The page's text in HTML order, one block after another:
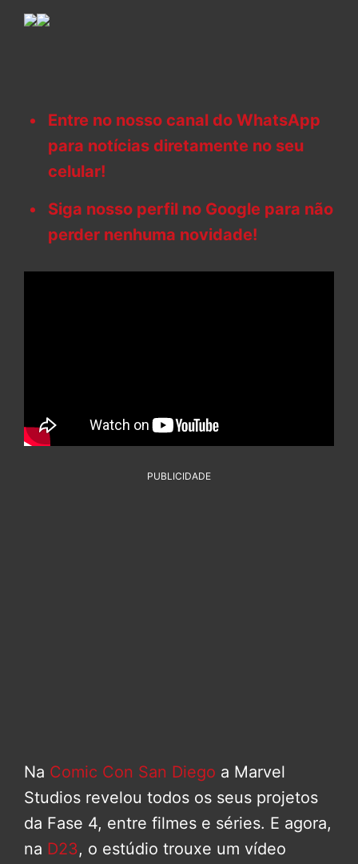
Entre no nosso canal do WhatsApp
para notícias diretamente no seu
celular!
Siga nosso perfil no Google para não
perder nenhuma novidade!
PUBLICIDADE
Na Comic Con San Diego a Marvel
Studios revelou todos os seus projetos
da Fase 4, entre filmes e séries. E agora,
na D23, o estúdio trouxe um vídeo